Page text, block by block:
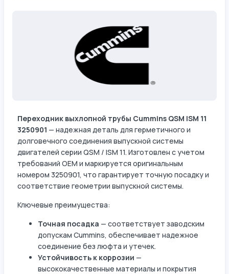
Переходник выхлопной трубы Cummins QSM ISM 11
3250901 — надежная деталь для герметичного и
долговечного соединения выпускной системы
двигателей серии QSM / ISM 11. Изготовлен с учетом
требований OEM и маркируется оригинальным
номером 3250901, что гарантирует точную посадку и
соответствие геометрии выпускной системы.
Ключевые преимущества:
Точная посадка — соответствует заводским
допускам Cummins, обеспечивает надежное
соединение без люфта и утечек.
Устойчивость к коррозии —
высококачественные материалы и покрытия